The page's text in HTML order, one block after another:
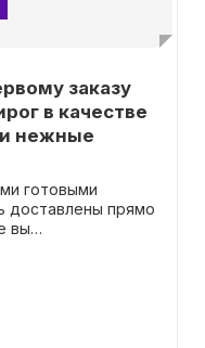
заказу
в качестве
нежные
готовыми
доставлены прямо
вы
бонус -